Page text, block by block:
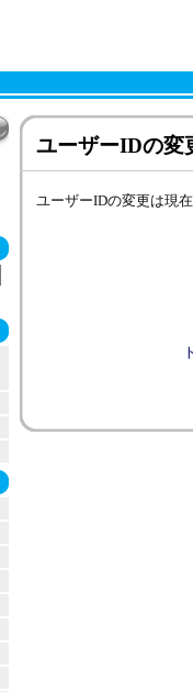
ユーザーIDの変
ユーザーIDの変更は現